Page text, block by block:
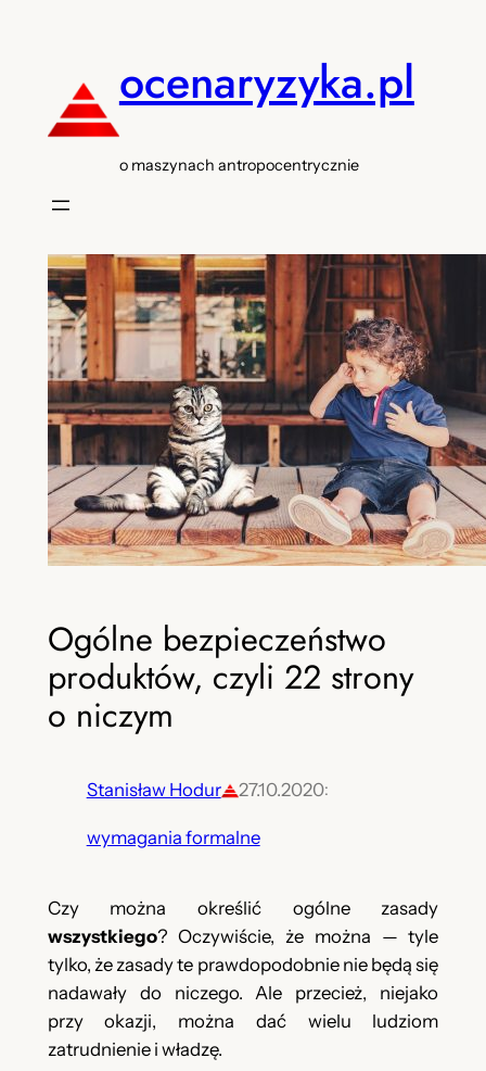
ocenaryzyka.pl
o maszynach antropocentrycznie
Ogólne bezpieczeństwo
produktów, czyli 22 strony
o niczym
Stanisław Hodur 27.10.2020:
wymagania formalne
Czy można określić ogólne zasady
wszystkiego? Oczywiście, że można — tyle
tylko, że zasady te prawdopodobnie nie będą się
nadawały do niczego. Ale przecież, niejako
przy okazji, można dać wielu ludziom
zatrudnienie i władzę.